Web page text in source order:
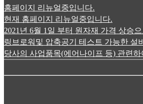
홈페이지 리뉴얼중입니다.
현재 홈페이지 리뉴얼중입니다.
2021년 6월 1일 부터 원자재 가격 상승
링브로워및 압축공기 테스트 가능한 설
당사의 사업품목(에어나이프 등) 관련